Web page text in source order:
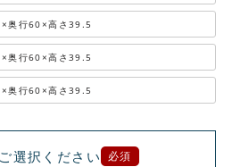
奥行60×高さ39.5
奥行60×高さ39.5
奥行60×高さ39.5
選択ください 必須